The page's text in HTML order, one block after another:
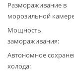
Размораживание в
морозильной
Мощность
замораживания
Автономное
холода